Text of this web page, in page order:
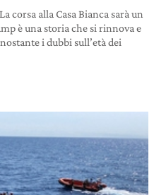
corsa alla Casa Bianca sarà un
è una storia che si rinnova e
i dubbi sull’età dei